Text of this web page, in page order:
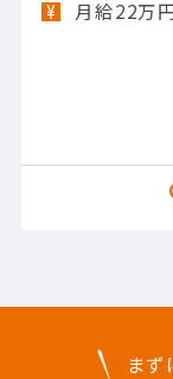
品 【使用
月給22万
ま